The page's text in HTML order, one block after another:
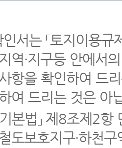
서는 「토지이용
역·지구등 안에서
항을 확인하여 드
여 드리는 것은 아
본법」 제8조제2
도보호지구·하천